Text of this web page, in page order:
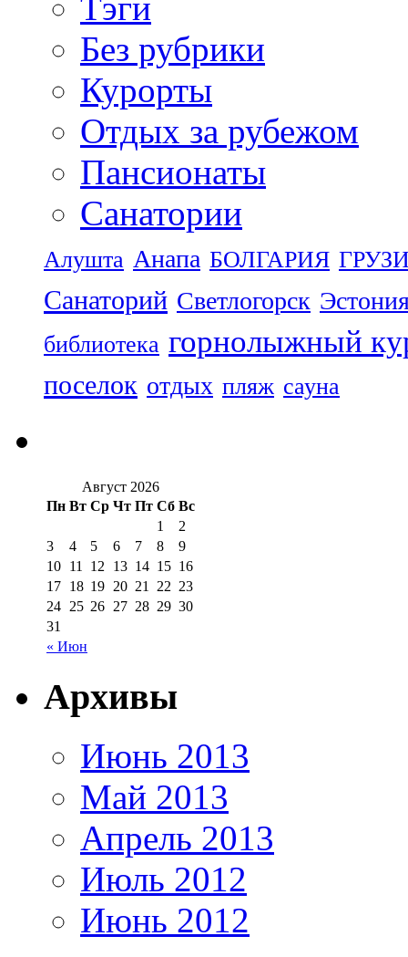
Без рубрики
Курорты
Отдых за рубежом
Пансионаты
Санатории
Алушта Анапа БОЛГАРИЯ
Санаторий Светлогорск
библиотека горнолыжный
поселок отдых пляж сауна
Август 2026
Пн Вт Ср Чт Пт Сб Вс
« Июн
1
2
3
4 5 6 7 8
9
10 11 12 13 14 15 16
17 18 19 20 21 22 23
24 25 26 27 28 29 30
31
Архивы
Июнь 2013
Май 2013
Апрель 2013
Июль 2012
Июнь 2012